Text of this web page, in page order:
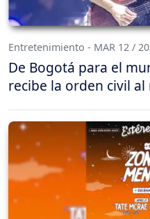
Entretenimiento - MAR 12 /
De Bogotá para el
recibe la orden civil